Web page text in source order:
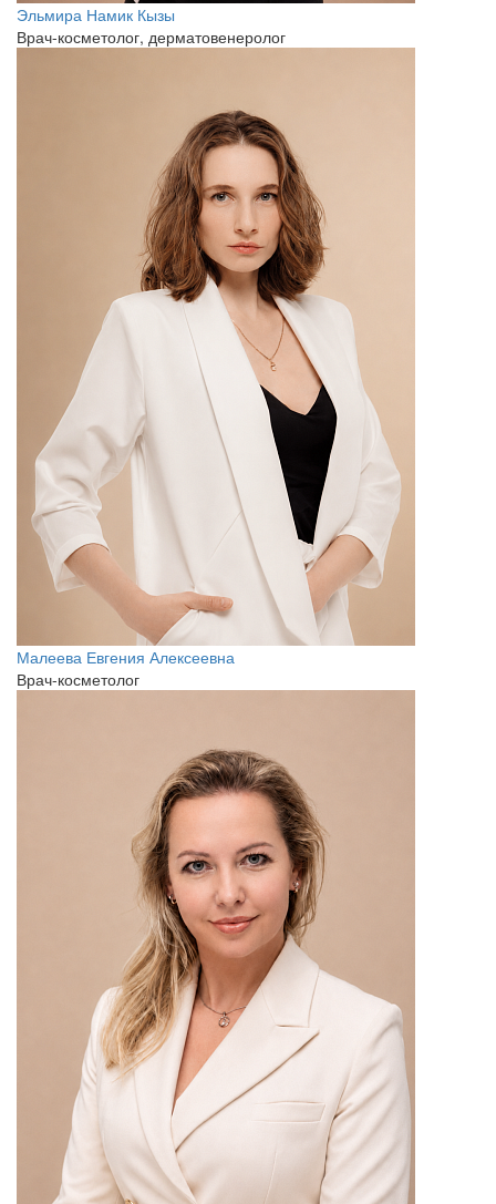
Эльмира Намик Кызы
Врач-косметолог, дерматовенеролог
Малеева Евгения Алексеевна
Врач-косметолог